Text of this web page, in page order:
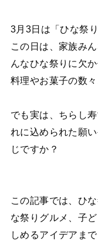
3月3日は「ひな祭
この日は、家族み
んなひな祭りに欠
料理やお菓子の数々
でも実は、ちらし
れに込められた願
じですか？
この記事では、ひ
な祭りグルメ、子
しめるアイデアま